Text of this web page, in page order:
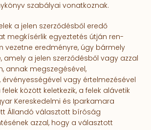
szabályai vonatkoz­nak.
a jelen szerződésből eredő
megkísérlik egyeztetés útján ren­
vezetne eredményre, úgy bármely
amely a jelen szer­ző­désből vagy azzal
annak megszegésével,
érvényességével vagy értelme­zésével
között keletkezik, a felek alávetik
Kereskedelmi és Iparkamara
Állandó választott bíróság
azzal, hogy a választott